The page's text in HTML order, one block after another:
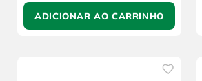
ADICIONAR AO CARRINHO